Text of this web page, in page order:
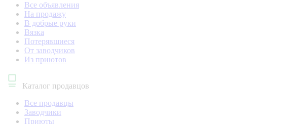
Все объявления
На продажу
В добрые руки
Вязка
Потерявшиеся
От заводчиков
Из приютов
Каталог продавцов
Все продавцы
Заводчики
Приюты